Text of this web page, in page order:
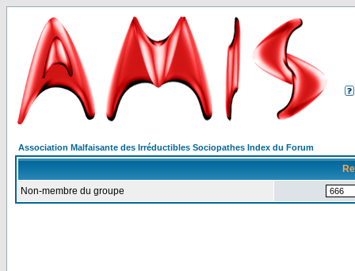
Association Malfaisante des Irréductibles Sociopathes Index du Forum
Non-membre du groupe